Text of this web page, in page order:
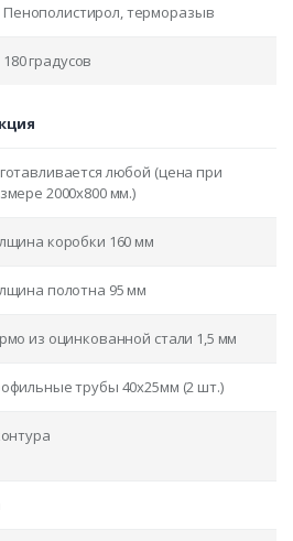
Пенополистирол, терморазыв
180 градусов
любой (цена при
2000x800 мм.)
коробки 160 мм
полотна 95 мм
из оцинкованной стали 1,5 мм
трубы 40х25мм (2 шт.)